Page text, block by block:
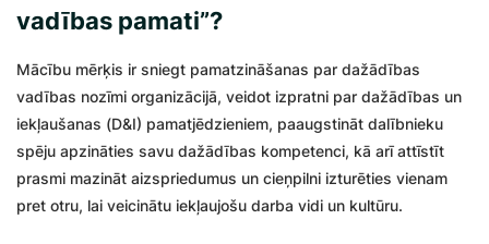
vadības pamati”?
Mācību mērķis ir sniegt pamatzināšanas par dažādības
vadības nozīmi organizācijā, veidot izpratni par dažādības un
iekļaušanas (D&I) pamatjēdzieniem, paaugstināt dalībnieku
spēju apzināties savu dažādības kompetenci, kā arī attīstīt
prasmi mazināt aizspriedumus un cieņpilni izturēties vienam
pret otru, lai veicinātu iekļaujošu darba vidi un kultūru.